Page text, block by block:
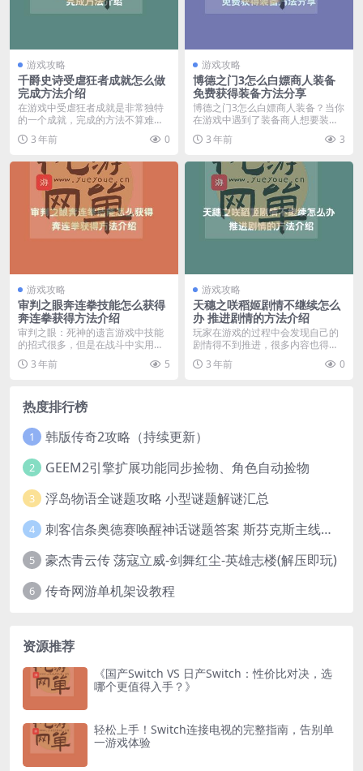
游戏攻略
千爵史诗受虐狂者成就怎么做
完成方法介绍
在游戏中受虐狂者成就是非常独特
的一个成就，完成的方法不算难，
那么千爵史诗受虐狂者...
3 年前 0
游戏攻略
博德之门3怎么白嫖商人装备
免费获得装备方法分享
博德之门3怎么白嫖商人装备？当你
在游戏中遇到了装备商人想要装备
却又没钱的时候该怎...
3 年前 3
游戏攻略
审判之眼奔连拳技能怎么获得
奔连拳获得方法介绍
审判之眼：死神的遗言游戏中技能
的招式很多，但是在战斗中实用性
高的就那么几个，奔连...
3 年前 5
游戏攻略
天穗之咲稻姬剧情不继续怎么
办 推进剧情的方法介绍
玩家在游戏的过程中会发现自己的
剧情得不到推进，很多内容也得不
到解决，这是为什么呢...
3 年前 0
热度排行榜
1 韩版传奇2攻略（持续更新）
2 GEEM2引擎扩展功能同步捡物、角色自动捡物
3 浮岛物语全谜题攻略 小型谜题解谜汇总
4 刺客信条奥德赛唤醒神话谜题答案 斯芬克斯主线攻略
5 豪杰青云传 荡寇立威-剑舞红尘-英雄志楼(解压即玩)
6 传奇网游单机架设教程
资源推荐
《国产Switch VS 日产Switch：性价比对决，选
哪个更值得入手？》
轻松上手！Switch连接电视的完整指南，告别单
一游戏体验